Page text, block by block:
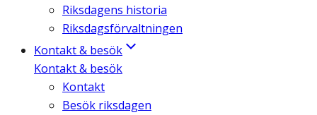
Riksdagens historia
Riksdagsförvaltningen
Kontakt & besök
Kontakt & besök
Kontakt
Besök riksdagen